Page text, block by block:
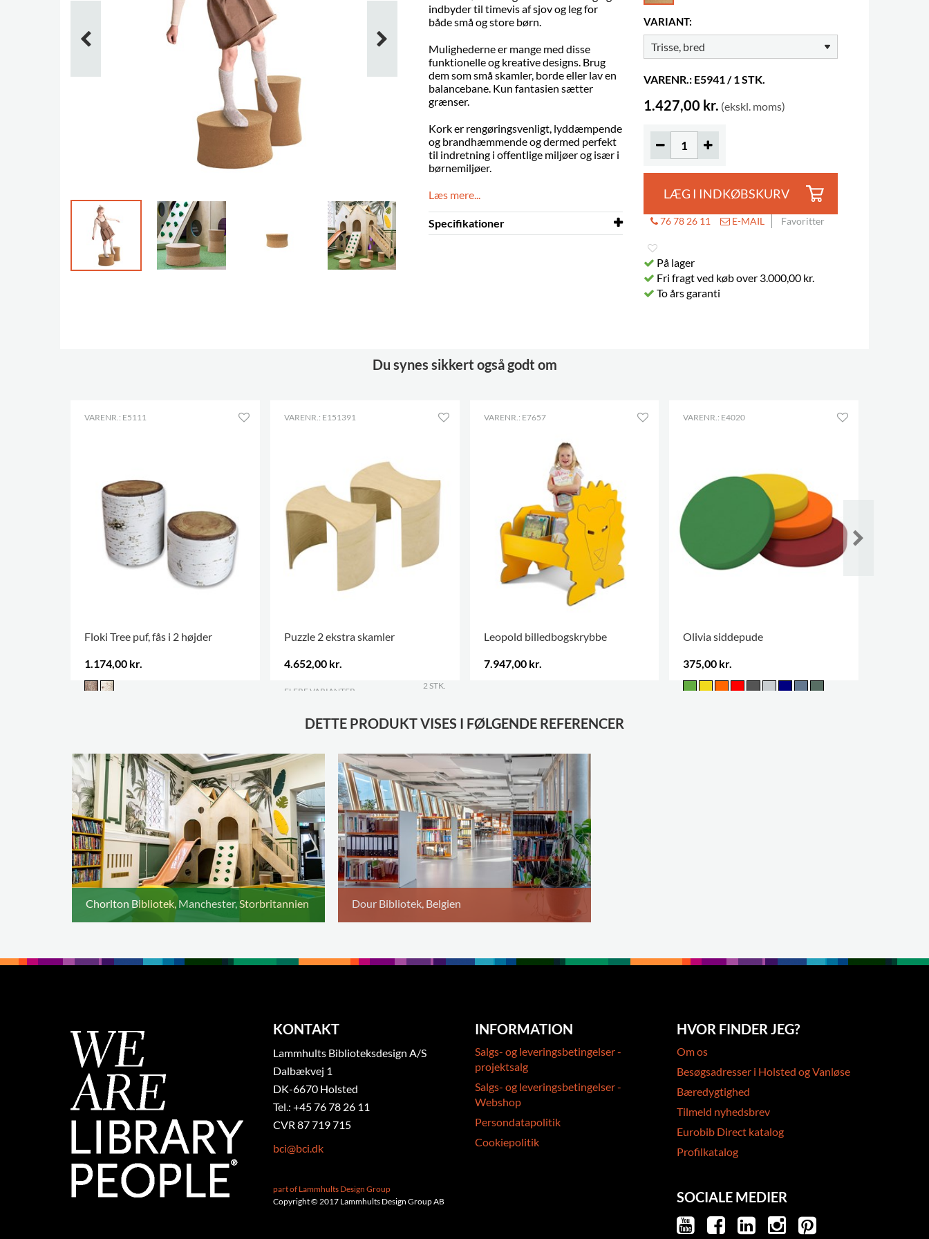
indbyder til timevis af sjov og leg for
både små og store børn.
Mulighederne er mange med disse
funktionelle og kreative designs. Brug
dem som små skamler, borde eller lav en
balancebane. Kun fantasien sætter
grænser.
Kork er rengøringsvenligt, lyddæmpende
og brandhæmmende og dermed perfekt
til indretning i offentlige miljøer og især i
børnemiljøer.
Læs mere...
Specifikationer
VARIANT:
VARENR.: E5941 / 1 STK.
1.427,00 kr. (ekskl. moms)
LÆG I INDKØBSKURV
76 78 26 11 E-MAIL Favoritter
På lager
Fri fragt ved køb over 3.000,00 kr.
To års garanti
Du synes sikkert også godt om
VARENR.: E5111
Floki Tree puf, fås i 2 højder
1.174,00 kr.
VARENR.: E151391
Puzzle 2 ekstra skamler
4.652,00 kr.
FLERE VARIANTER
2 STK.
VARENR.: E7657
Leopold billedbogskrybbe
7.947,00 kr.
VARENR.: E4020
Olivia siddepude
375,00 kr.
DETTE PRODUKT VISES I FØLGENDE REFERENCER
Chorlton Bibliotek, Manchester, Storbritannien Dour Bibliotek, Belgien
KONTAKT
Lammhults Biblioteksdesign A/S
Dalbækvej 1
DK-6670 Holsted
Tel.: +45 76 78 26 11
CVR 87 719 715
bci@bci.dk
part of Lammhults Design Group
Copyright © 2017 Lammhults Design Group AB
INFORMATION
Salgs- og leveringsbetingelser -
projektsalg
Salgs- og leveringsbetingelser -
Webshop
Persondatapolitik
Cookiepolitik
HVOR FINDER JEG?
Om os
Besøgsadresser i Holsted og Vanløse
Bæredygtighed
Tilmeld nyhedsbrev
Eurobib Direct katalog
Profilkatalog
SOCIALE MEDIER